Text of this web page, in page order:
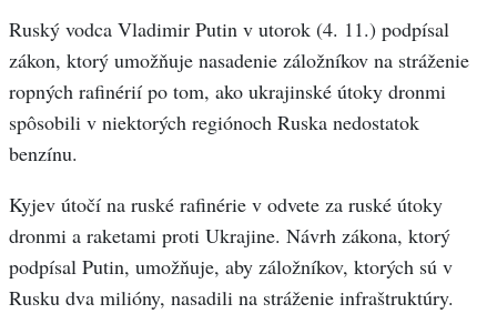
Ruský vodca Vladimir Putin v utorok (4. 11.) podpísal
zákon, ktorý umožňuje nasadenie záložníkov na stráženie
ropných rafinérií po tom, ako ukrajinské útoky dronmi
spôsobili v niektorých regiónoch Ruska nedostatok
benzínu.
Kyjev útočí na ruské rafinérie v odvete za ruské útoky
dronmi a raketami proti Ukrajine. Návrh zákona, ktorý
podpísal Putin, umožňuje, aby záložníkov, ktorých sú v
Rusku dva milióny, nasadili na stráženie infraštruktúry.